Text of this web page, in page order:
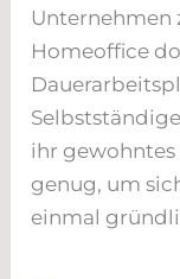
Unternehmen
Homeoffice
ihr
genug, um
einmal